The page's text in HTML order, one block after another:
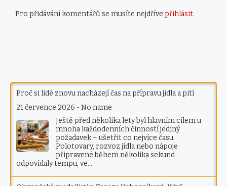
Pro přidávání komentářů se musíte nejdříve přihlásit.
Proč si lidé znovu nacházejí čas na přípravu jídla a pití
21 července 2026 -No name
Ještě před několika lety byl hlavním cílem u
mnoha každodenních činností jediný
požadavek – ušetřit co nejvíce času.
Polotovary, rozvoz jídla nebo nápoje
připravené během několika sekund
odpovídaly tempu, ve…